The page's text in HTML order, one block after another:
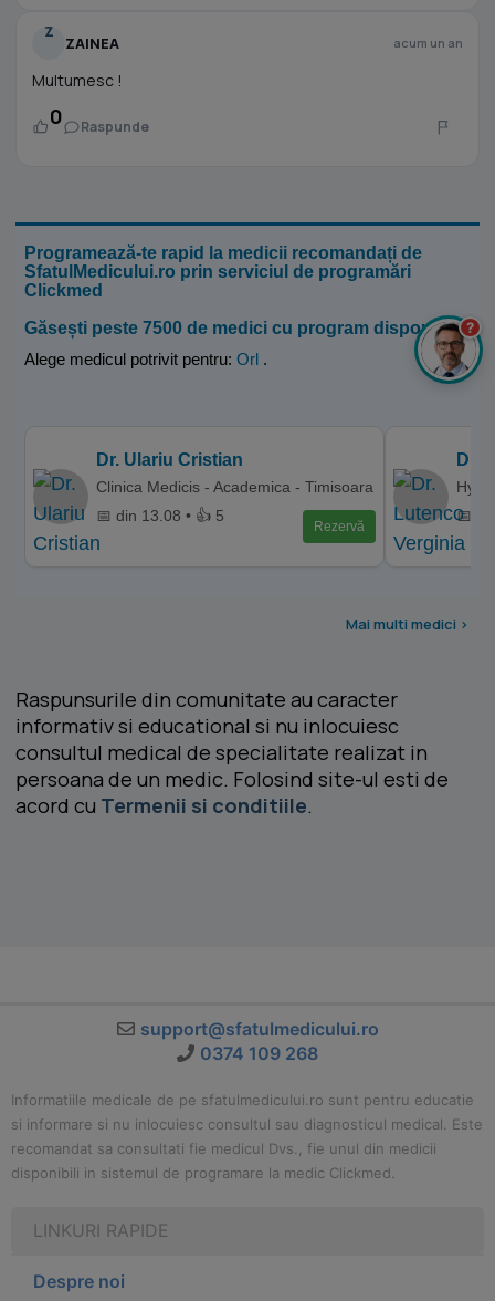
Z
ZAINEA acum un an
Multumesc !
0 Raspunde
Programează-te rapid la medicii recomandați de
SfatulMedicului.ro prin serviciul de programări
Clickmed
Găsești peste 7500 de medici cu program disponibil
Alege medicul potrivit pentru: Orl .
Dr. Ulariu Cristian
Clinica Medicis - Academica - Timisoara
📅 din 13.08 • 👍 5
Rezervă
Dr.
📅
Mai multi medici >
Raspunsurile din comunitate au caracter
informativ si educational si nu inlocuiesc
consultul medical de specialitate realizat in
persoana de un medic. Folosind site-ul esti de
acord cu Termenii si conditiile.
support@sfatulmedicului.ro
0374 109 268
Informatiile medicale de pe sfatulmedicului.ro sunt pentru educatie
si informare si nu inlocuiesc consultul sau diagnosticul medical. Este
recomandat sa consultati fie medicul Dvs., fie unul din medicii
disponibili in sistemul de programare la medic Clickmed.
LINKURI RAPIDE
Despre noi
?